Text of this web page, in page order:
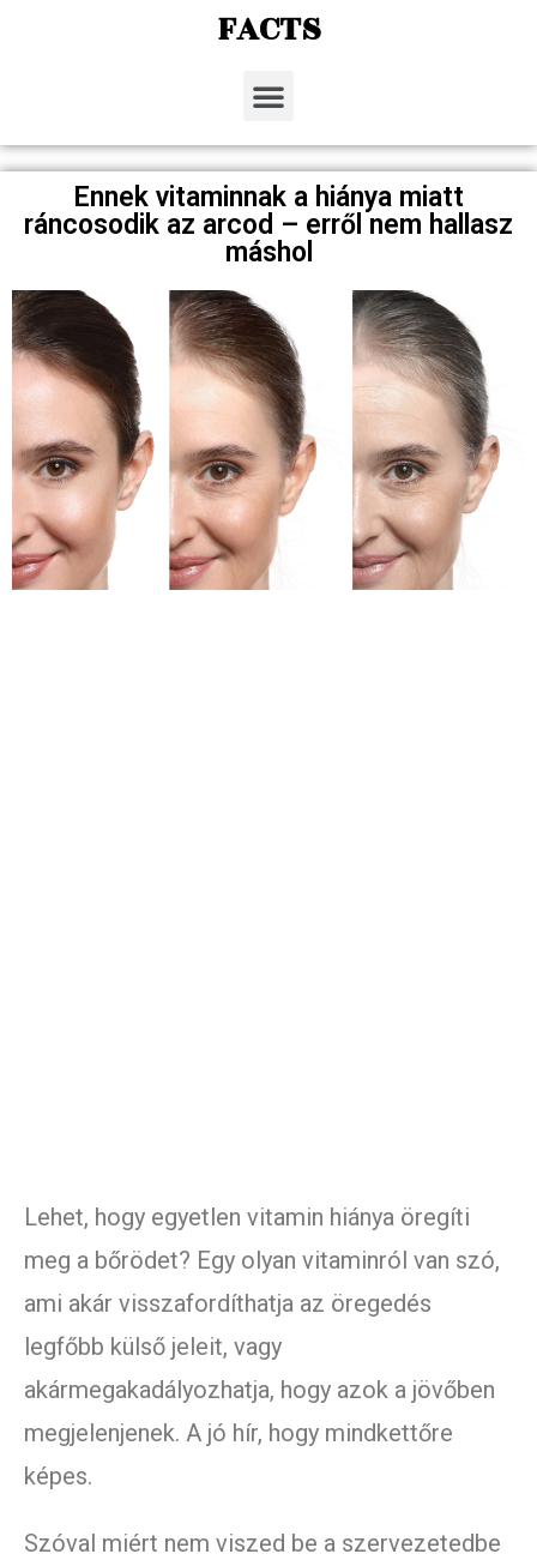
FACTS
Ennek vitaminnak a hiánya miatt
ráncosodik az arcod – erről nem hallasz
máshol
Lehet, hogy egyetlen vitamin hiánya öregíti
meg a bőrödet? Egy olyan vitaminról van szó,
ami akár visszafordíthatja az öregedés
legfőbb külső jeleit, vagy
akármegakadályozhatja, hogy azok a jövőben
megjelenjenek. A jó hír, hogy mindkettőre
képes.
Szóval miért nem viszed be a szervezetedbe